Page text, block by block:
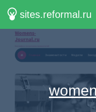
sites.reformal.ru